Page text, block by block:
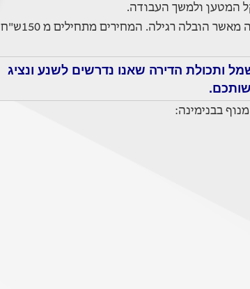
המטען ולמשך העבודה.
הובלת דירה עם מנוף יכולה להיות חוויה קלה ומהירה, גם אם קצת יותר יקרה מאשר הובלה רגילה. המחירים מתחילים מ 150ש"ח
ותכולת הדירה שאנו נדרשים לשנע ונציג
בבנימינה: